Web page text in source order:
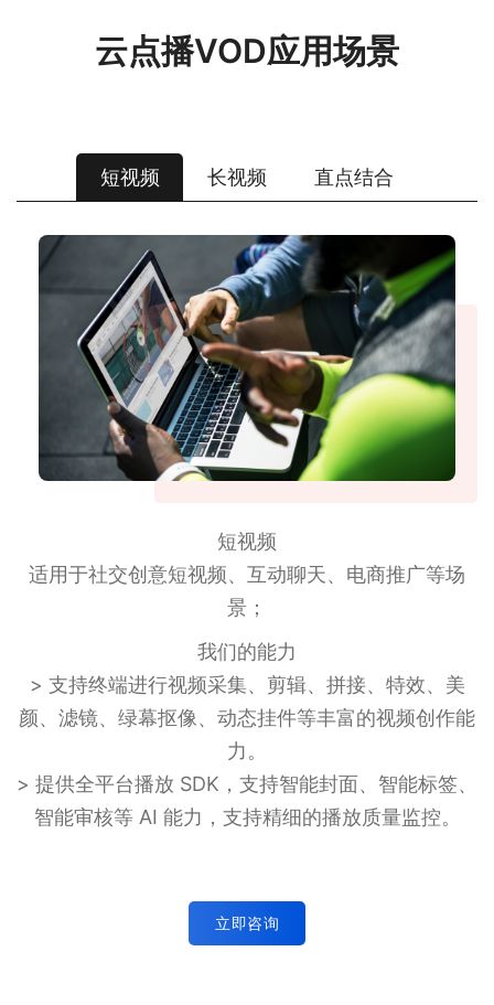
云点播VOD应用场景
短视频 长视频 直点结合
短视频
适用于社交创意短视频、互动聊天、电商推广等场
景；
我们的能力
> 支持终端进行视频采集、剪辑、拼接、特效、美
颜、滤镜、绿幕抠像、动态挂件等丰富的视频创作能
力。
> 提供全平台播放 SDK，支持智能封面、智能标签、
智能审核等 AI 能力，支持精细的播放质量监控。
立即咨询